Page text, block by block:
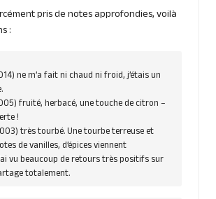
pris de notes approfondies, voilà
:
ne m’a fait ni chaud ni froid, j’étais un
fruité, herbacé, une touche de citron –
!
très tourbé. Une tourbe terreuse et
de vanilles, d’épices viennent
vu beaucoup de retours très positifs sur
totalement.